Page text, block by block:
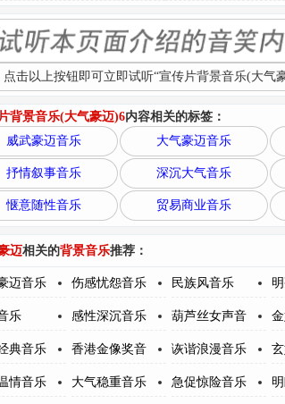
点击以上按钮即可立即试听“宣传片背景音乐(大气
背景音乐(大气豪迈)6内容相关的标签：
威武豪迈音乐
大气豪迈音乐
抒情叙事音乐 深沉大气音乐
惬意随性音乐 贸易商业音乐
迈相关的背景音乐推荐：
迈音乐 伤感忧怨音乐 民族风音乐
乐 感性深沉音乐 葫芦丝女声音
典音乐 香港金像奖音 诙谐浪漫音乐
情音乐 大气稳重音乐 急促惊险音乐